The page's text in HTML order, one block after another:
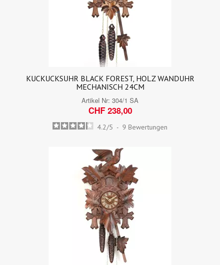
KUCKUCKSUHR BLACK FOREST, HOLZ WANDUHR
MECHANISCH 24CM
Artikel Nr: 304/1 SA
CHF 238,00
4.2/5 - 9 Bewertungen